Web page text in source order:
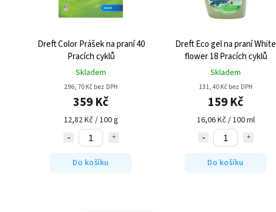
Dreft Color Prášek na praní 40
Pracích cyklů
Skladem
296,70 Kč bez DPH
359 Kč
12,82 Kč / 100 g
Do košíku
Dreft Eco gel na praní White
flower 18 Pracích cyklů
Skladem
131,40 Kč bez DPH
159 Kč
16,06 Kč / 100 ml
Do košíku